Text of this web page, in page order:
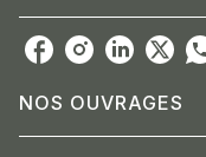
NOS OUVRAGES